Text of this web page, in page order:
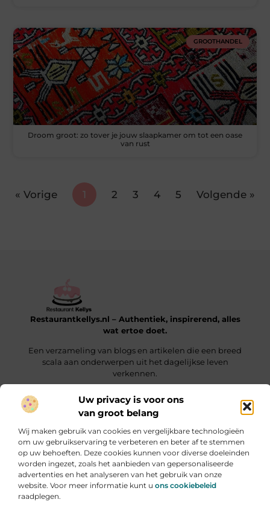
Uw privacy is voor ons
van groot belang
Wij maken gebruik van cookies en vergelijkbare technologieën
om uw gebruikservaring te verbeteren en beter af te stemmen
op uw behoeften. Deze cookies kunnen voor diverse doeleinden
worden ingezet, zoals het aanbieden van gepersonaliseerde
advertenties en het analyseren van het gebruik van onze
website. Voor meer informatie kunt u ons cookiebeleid
raadplegen.
GROOTHANDEL
Droom groot: zo tover je jouw slaapkamer om tot een oase
van rust
« Vorige 1 2 3 4 5 Volgende »
Restaurantkellys.nl – Authentiek, inspirerend, alles
wat ertoe doet.
Een verzameling van blogs en artikelen die een breed
scala aan onderwerpen uit het dagelijkse leven
verkennen.
Onze informatie
Bericht categorie